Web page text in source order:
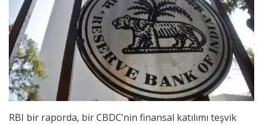
RBI bir raporda, bir CBDC’nin finansal katılımı teşvik